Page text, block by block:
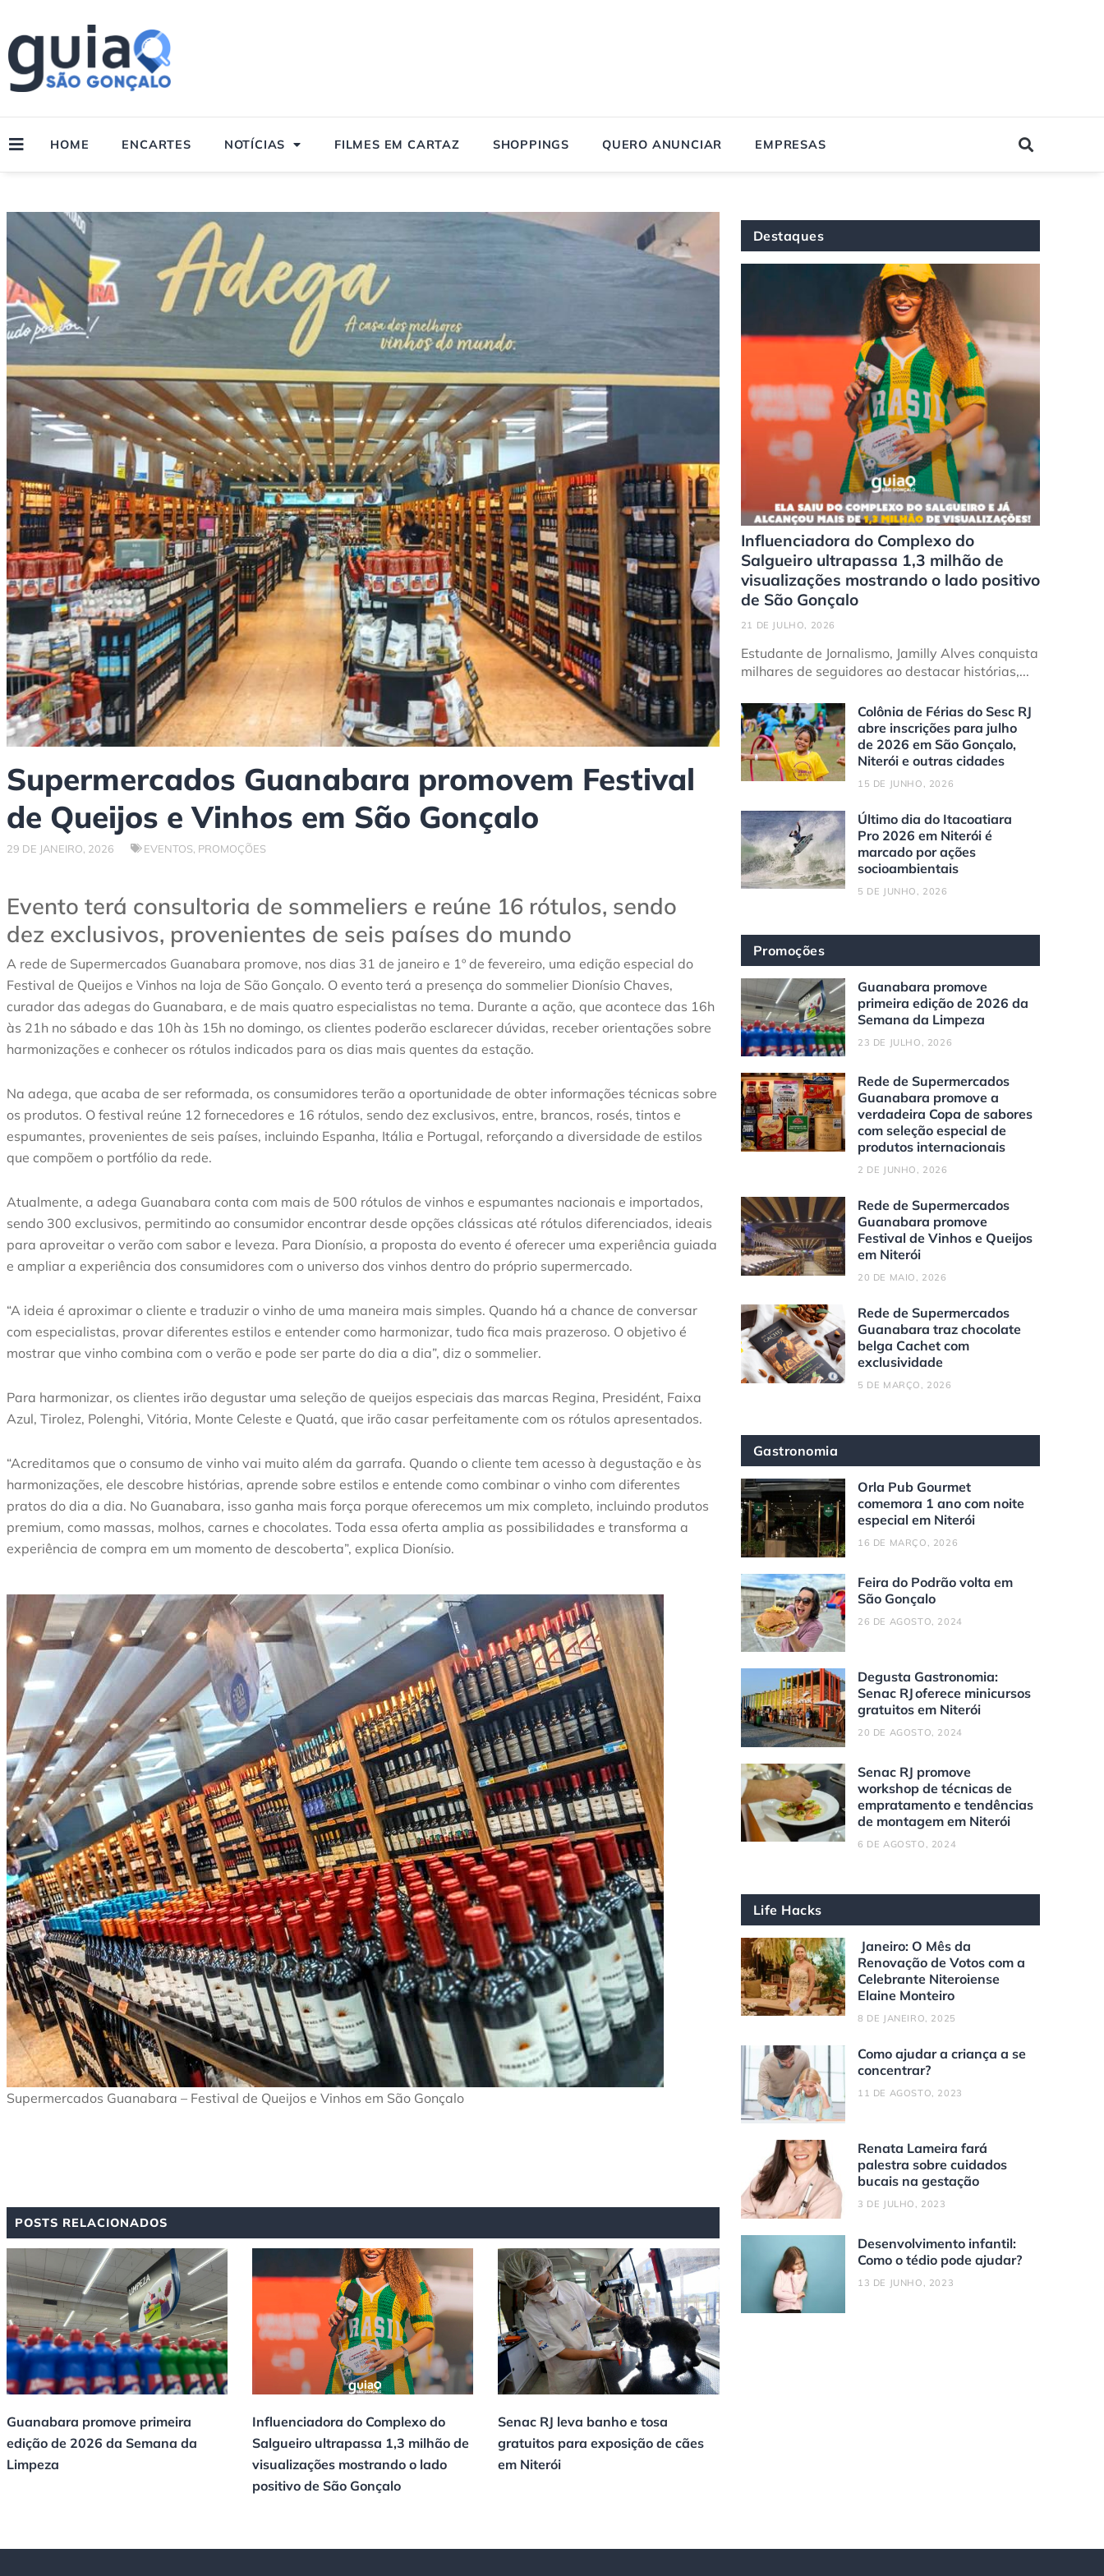
para
conteúdo
HOME ENCARTES NOTÍCIAS FILMES EM CARTAZ SHOPPINGS QUERO ANUNCIAR EMPRESAS
Supermercados Guanabara promovem Festival
de Queijos e Vinhos em São Gonçalo
29 DE JANEIRO, 2026 EVENTOS PROMOÇÕES
Evento terá consultoria de sommeliers e reúne 16 rótulos, sendo
dez exclusivos, provenientes de seis países do mundo
A rede de Supermercados Guanabara promove, nos dias 31 de janeiro e 1º de fevereiro, uma edição especial do
Festival de Queijos e Vinhos na loja de São Gonçalo. O evento terá a presença do sommelier Dionísio Chaves,
curador das adegas do Guanabara, e de mais quatro especialistas no tema. Durante a ação, que acontece das 16h
às 21h no sábado e das 10h às 15h no domingo, os clientes poderão esclarecer dúvidas, receber orientações sobre
harmonizações e conhecer os rótulos indicados para os dias mais quentes da estação.
Na adega, que acaba de ser reformada, os consumidores terão a oportunidade de obter informações técnicas sobre
os produtos. O festival reúne 12 fornecedores e 16 rótulos, sendo dez exclusivos, entre, brancos, rosés, tintos e
espumantes, provenientes de seis países, incluindo Espanha, Itália e Portugal, reforçando a diversidade de estilos
que compõem o portfólio da rede.
Atualmente, a adega Guanabara conta com mais de 500 rótulos de vinhos e espumantes nacionais e importados,
sendo 300 exclusivos, permitindo ao consumidor encontrar desde opções clássicas até rótulos diferenciados, ideais
para aproveitar o verão com sabor e leveza. Para Dionísio, a proposta do evento é oferecer uma experiência guiada
e ampliar a experiência dos consumidores com o universo dos vinhos dentro do próprio supermercado.
“A ideia é aproximar o cliente e traduzir o vinho de uma maneira mais simples. Quando há a chance de conversar
com especialistas, provar diferentes estilos e entender como harmonizar, tudo fica mais prazeroso. O objetivo é
mostrar que vinho combina com o verão e pode ser parte do dia a dia”, diz o sommelier.
Para harmonizar, os clientes irão degustar uma seleção de queijos especiais das marcas Regina, Presidént, Faixa
Azul, Tirolez, Polenghi, Vitória, Monte Celeste e Quatá, que irão casar perfeitamente com os rótulos apresentados.
“Acreditamos que o consumo de vinho vai muito além da garrafa. Quando o cliente tem acesso à degustação e às
harmonizações, ele descobre histórias, aprende sobre estilos e entende como combinar o vinho com diferentes
pratos do dia a dia. No Guanabara, isso ganha mais força porque oferecemos um mix completo, incluindo produtos
premium, como massas, molhos, carnes e chocolates. Toda essa oferta amplia as possibilidades e transforma a
experiência de compra em um momento de descoberta”, explica Dionísio.
Supermercados Guanabara – Festival de Queijos e Vinhos em São Gonçalo
POSTS RELACIONADOS
Guanabara promove primeira
edição de 2026 da Semana da
Limpeza
Influenciadora do Complexo do
Salgueiro ultrapassa 1,3 milhão de
visualizações mostrando o lado
positivo de São Gonçalo
Senac RJ leva banho e tosa
gratuitos para exposição de cães
em Niterói
Destaques
Influenciadora do Complexo do
Salgueiro ultrapassa 1,3 milhão de
visualizações mostrando o lado positivo
de São Gonçalo
21 DE JULHO, 2026
Estudante de Jornalismo, Jamilly Alves conquista
milhares de seguidores ao destacar histórias,...
Colônia de Férias do Sesc RJ
abre inscrições para julho
de 2026 em São Gonçalo,
Niterói e outras cidades
15 DE JUNHO, 2026
Último dia do Itacoatiara
Pro 2026 em Niterói é
marcado por ações
socioambientais
5 DE JUNHO, 2026
Promoções
Guanabara promove
primeira edição de 2026 da
Semana da Limpeza
23 DE JULHO, 2026
Rede de Supermercados
Guanabara promove a
verdadeira Copa de sabores
com seleção especial de
produtos internacionais
2 DE JUNHO, 2026
Rede de Supermercados
Guanabara promove
Festival de Vinhos e Queijos
em Niterói
20 DE MAIO, 2026
Rede de Supermercados
Guanabara traz chocolate
belga Cachet com
exclusividade
5 DE MARÇO, 2026
Gastronomia
Orla Pub Gourmet
comemora 1 ano com noite
especial em Niterói
16 DE MARÇO, 2026
Feira do Podrão volta em
São Gonçalo
26 DE AGOSTO, 2024
Degusta Gastronomia:
Senac RJ oferece minicursos
gratuitos em Niterói
20 DE AGOSTO, 2024
Senac RJ promove
workshop de técnicas de
empratamento e tendências
de montagem em Niterói
6 DE AGOSTO, 2024
Life Hacks
Janeiro: O Mês da
Renovação de Votos com a
Celebrante Niteroiense
Elaine Monteiro
8 DE JANEIRO, 2025
Como ajudar a criança a se
concentrar?
11 DE AGOSTO, 2023
Renata Lameira fará
palestra sobre cuidados
bucais na gestação
3 DE JULHO, 2023
Desenvolvimento infantil:
Como o tédio pode ajudar?
13 DE JUNHO, 2023